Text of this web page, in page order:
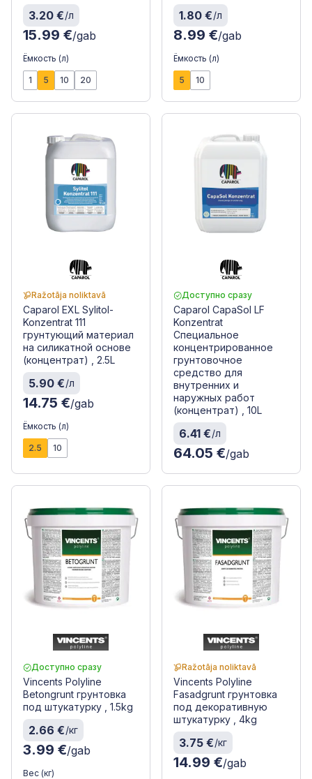
3.20 €/л
15.99 €/gab
Ёмкость (л)
1 5 10 20
1.80 €/л
8.99 €/gab
Ёмкость (л)
5 10
Ražotāja noliktavā
Caparol EXL Sylitol-
Konzentrat 111
грунтующий материал
на силикатной основе
(концентрат) , 2.5L
5.90 €/л
14.75 €/gab
Ёмкость (л)
2.5 10
Доступно сразу
Caparol CapaSol LF
Konzentrat
Специальное
концентрированное
грунтовочное
средство для
внутренних и
наружных работ
(концентрат) , 10L
6.41 €/л
64.05 €/gab
Доступно сразу
Vincents Polyline
Betongrunt грунтовка
под штукатурку , 1.5kg
2.66 €/кг
3.99 €/gab
Вес (кг)
Ražotāja noliktavā
Vincents Polyline
Fasadgrunt грунтовка
под декоративную
штукатурку , 4kg
3.75 €/кг
14.99 €/gab